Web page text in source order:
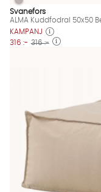
ALMA Kuddfodral
ALMA Kuddfodral 50x50 Beige
Svanefors
ALMA Kuddfodral 50x50
KAMPANJ
316 :- 316 :-